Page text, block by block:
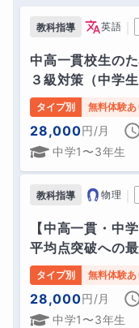
教科指導 英語
中高一貫校生の
３級対策（中学生
タイプ別 無料体験あ
28,000円/月
中学1〜3年生
教科指導 物理
【中高一貫・中
平均点突破への
タイプ別 無料体験あ
28,000円/月
中学1〜3年生